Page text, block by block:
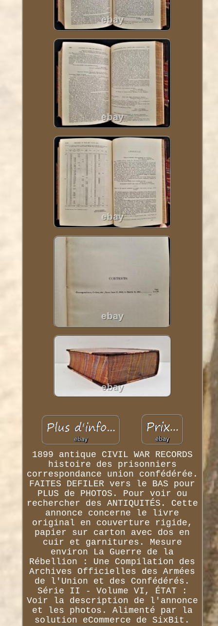
1899 antique CIVIL WAR RECORDS
histoire des prisonniers
correspondance union confédérée.
FAITES DEFILER vers le BAS pour
PLUS de PHOTOS. Pour voir ou
rechercher des ANTIQUITÉS. Cette
annonce concerne le livre
original en couverture rigide,
papier sur carton avec dos en
cuir et garnitures. Mesure
environ La Guerre de la
Rébellion : Une Compilation des
Archives Officielles des Armées
de l'Union et des Confédérés.
Série II - Volume VI, ÉTAT :
Voir la description de l'annonce
et les photos. Alimenté par la
solution eCommerce de SixBit.